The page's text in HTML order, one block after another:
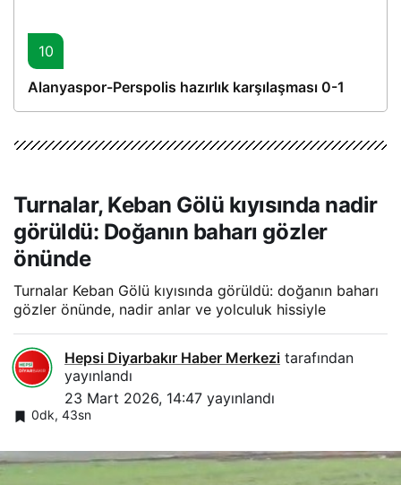
10
Alanyaspor-Perspolis hazırlık karşılaşması 0-1
Turnalar, Keban Gölü kıyısında nadir
görüldü: Doğanın baharı gözler
önünde
Turnalar Keban Gölü kıyısında görüldü: doğanın baharı
gözler önünde, nadir anlar ve yolculuk hissiyle
Hepsi Diyarbakır Haber Merkezi tarafından
yayınlandı
23 Mart 2026, 14:47 yayınlandı
0dk, 43sn